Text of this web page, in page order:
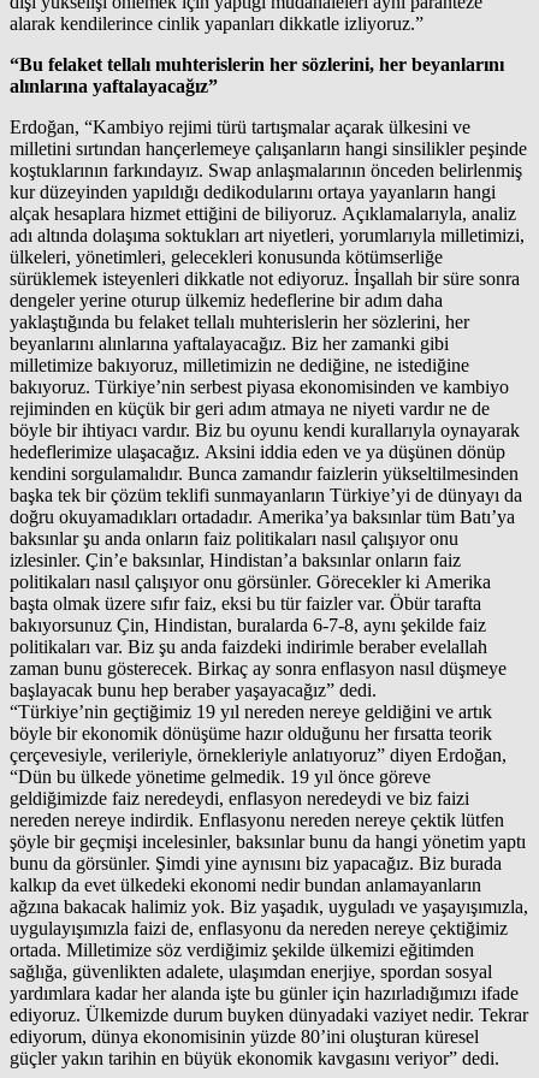
alarak kendilerince cinlik yapanları dikkatle izliyoruz.”
“Bu felaket tellalı muhterislerin her sözlerini, her beyanlarını
alınlarına yaftalayacağız”
Erdoğan, “Kambiyo rejimi türü tartışmalar açarak ülkesini ve
milletini sırtından hançerlemeye çalışanların hangi sinsilikler peşinde
koştuklarının farkındayız. Swap anlaşmalarının önceden belirlenmiş
kur düzeyinden yapıldığı dedikodularını ortaya yayanların hangi
alçak hesaplara hizmet ettiğini de biliyoruz. Açıklamalarıyla, analiz
adı altında dolaşıma soktukları art niyetleri, yorumlarıyla milletimizi,
ülkeleri, yönetimleri, gelecekleri konusunda kötümserliğe
sürüklemek isteyenleri dikkatle not ediyoruz. İnşallah bir süre sonra
dengeler yerine oturup ülkemiz hedeflerine bir adım daha
yaklaştığında bu felaket tellalı muhterislerin her sözlerini, her
beyanlarını alınlarına yaftalayacağız. Biz her zamanki gibi
milletimize bakıyoruz, milletimizin ne dediğine, ne istediğine
bakıyoruz. Türkiye’nin serbest piyasa ekonomisinden ve kambiyo
rejiminden en küçük bir geri adım atmaya ne niyeti vardır ne de
böyle bir ihtiyacı vardır. Biz bu oyunu kendi kurallarıyla oynayarak
hedeflerimize ulaşacağız. Aksini iddia eden ve ya düşünen dönüp
kendini sorgulamalıdır. Bunca zamandır faizlerin yükseltilmesinden
başka tek bir çözüm teklifi sunmayanların Türkiye’yi de dünyayı da
doğru okuyamadıkları ortadadır. Amerika’ya baksınlar tüm Batı’ya
baksınlar şu anda onların faiz politikaları nasıl çalışıyor onu
izlesinler. Çin’e baksınlar, Hindistan’a baksınlar onların faiz
politikaları nasıl çalışıyor onu görsünler. Görecekler ki Amerika
başta olmak üzere sıfır faiz, eksi bu tür faizler var. Öbür tarafta
bakıyorsunuz Çin, Hindistan, buralarda 6-7-8, aynı şekilde faiz
politikaları var. Biz şu anda faizdeki indirimle beraber evelallah
zaman bunu gösterecek. Birkaç ay sonra enflasyon nasıl düşmeye
başlayacak bunu hep beraber yaşayacağız” dedi.
“Türkiye’nin geçtiğimiz 19 yıl nereden nereye geldiğini ve artık
böyle bir ekonomik dönüşüme hazır olduğunu her fırsatta teorik
çerçevesiyle, verileriyle, örnekleriyle anlatıyoruz” diyen Erdoğan,
“Dün bu ülkede yönetime gelmedik. 19 yıl önce göreve
geldiğimizde faiz neredeydi, enflasyon neredeydi ve biz faizi
nereden nereye indirdik. Enflasyonu nereden nereye çektik lütfen
şöyle bir geçmişi incelesinler, baksınlar bunu da hangi yönetim yaptı
bunu da görsünler. Şimdi yine aynısını biz yapacağız. Biz burada
kalkıp da evet ülkedeki ekonomi nedir bundan anlamayanların
ağzına bakacak halimiz yok. Biz yaşadık, uyguladı ve yaşayışımızla,
uygulayışımızla faizi de, enflasyonu da nereden nereye çektiğimiz
ortada. Milletimize söz verdiğimiz şekilde ülkemizi eğitimden
sağlığa, güvenlikten adalete, ulaşımdan enerjiye, spordan sosyal
yardımlara kadar her alanda işte bu günler için hazırladığımızı ifade
ediyoruz. Ülkemizde durum buyken dünyadaki vaziyet nedir. Tekrar
ediyorum, dünya ekonomisinin yüzde 80’ini oluşturan küresel
güçler yakın tarihin en büyük ekonomik kavgasını veriyor” dedi.